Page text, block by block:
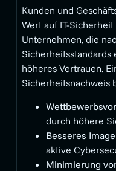
Kunden und
Wert auf IT-
Unternehmen, die
Sicherheitsstandards
höheres Vertrauen.
Sicherheitsnachweis
durch höhere
Besseres
aktive
Minimierung